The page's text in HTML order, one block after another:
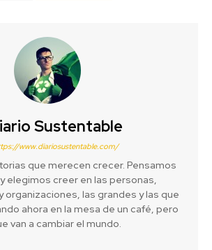
Sustentable
www.diariosustentable.com/
que merecen crecer. Pensamos
elegimos creer en las personas,
organizaciones, las grandes y las que
ahora en la mesa de un café, pero
van a cambiar el mundo.